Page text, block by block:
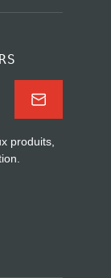
produits,